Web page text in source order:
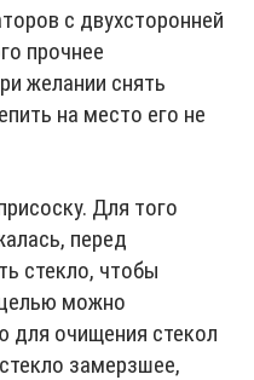
с двухсторонней
прочнее
желании снять
на место его не
Для того
перед
стекло, чтобы
можно
для очищения стекол
замерзшее,